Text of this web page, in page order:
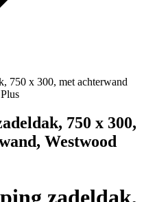
750 x 300, met achterwand
750 x 300,
Westwood